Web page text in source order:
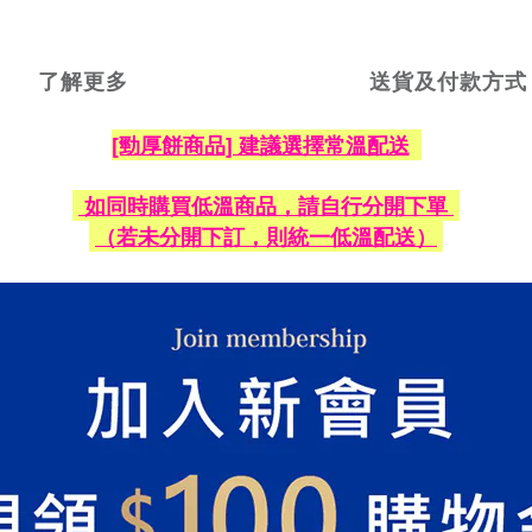
了解更多 送貨及付款方式
[勁厚餅商品] 建議選擇常溫配送
如同時購買低溫商品，請自行分開下單
（若未分開下訂，則統一低溫配送）